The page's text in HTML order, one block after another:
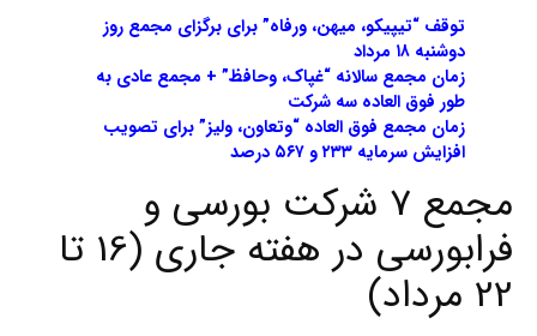
توقف “تیپیکو، میهن، ورفاه” برای برگزای مجمع روز
دوشنبه ۱۸ مرداد
زمان مجمع سالانه “غپاک، وحافظ” + مجمع عادی به
طور فوق العاده سه شرکت
زمان مجمع فوق العاده “وتعاون، ولیز” برای تصویب
افزایش سرمایه ۲۳۳ و ۵۶۷ درصد
مجمع 7 شرکت بورسی و
فرابورسی در هفته جاری (16 تا
22 مرداد)